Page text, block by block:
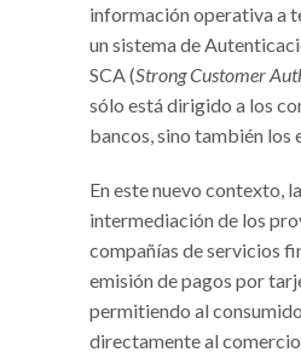
información operativa a
un sistema de
SCA (Strong Customer
sólo está dirigido a los
bancos, sino también los
En este nuevo contexto,
intermediación de los
compañías de servicios
emisión de pagos por
permitiendo al
directamente al